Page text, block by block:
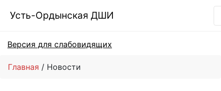
Усть-Ордынская ДШИ
Версия для слабовидящих
Главная Новости